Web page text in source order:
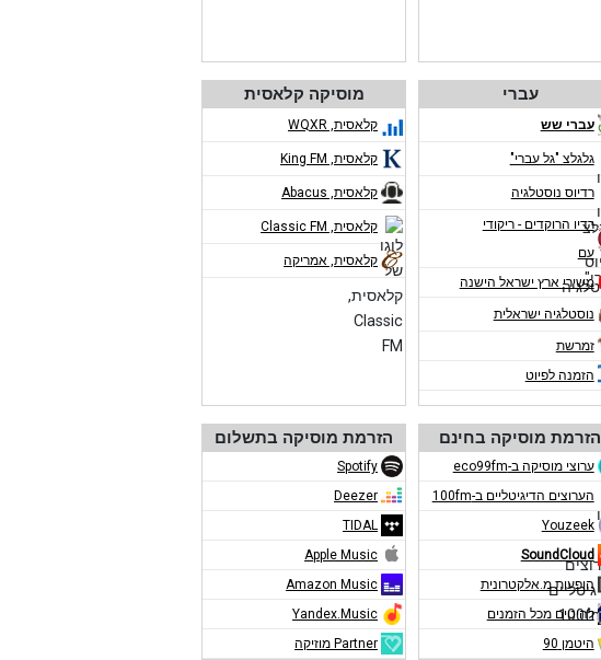
עברי
עברי שש
גלגלצ "גל עברי"
רדיוס נוסטלגיה
רדיו הרוקדים - ריקודי
עם
משירי ארץ ישראל הישנה
נוסטלגיה ישראלית
זמרשת
הזמנה לפיוט
מוסיקה קלאסית
קלאסית, WQXR
קלאסית, King FM
קלאסית, Abacus
קלאסית, Classic FM
קלאסית, אמריקה
הזרמת מוסיקה בחינם
ערוצי מוסיקה ב-eco99fm
הערוצים הדיגיטליים ב-100fm
Youzeek
SoundCloud
הופעות מ.אלקטרונית
להיטים מכל הזמנים
היטמן 90
הזרמת מוסיקה בתשלום
Spotify
Deezer
TIDAL
Apple Music
Amazon Music
Yandex.Music
Partner מוזיקה